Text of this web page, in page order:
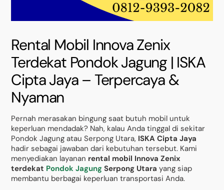
Rental Mobil Innova Zenix
Terdekat Pondok Jagung | ISKA
Cipta Jaya – Terpercaya &
Nyaman
Pernah merasakan bingung saat butuh mobil untuk
keperluan mendadak? Nah, kalau Anda tinggal di sekitar
Pondok Jagung atau Serpong Utara, ISKA Cipta Jaya
hadir sebagai jawaban dari kebutuhan tersebut. Kami
menyediakan layanan rental mobil Innova Zenix
terdekat Pondok Jagung Serpong Utara yang siap
membantu berbagai keperluan transportasi Anda.